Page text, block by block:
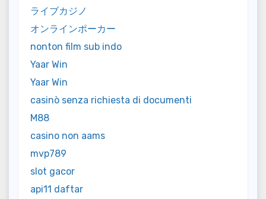
ライブカジノ
オンラインポーカー
nonton film sub indo
Yaar Win
Yaar Win
casinò senza richiesta di documenti
M88
casino non aams
mvp789
slot gacor
api11 daftar